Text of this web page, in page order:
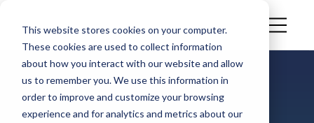
This website stores cookies on your computer.
These cookies are used to collect information
about how you interact with our website and allow
us to remember you. We use this information in
order to improve and customize your browsing
experience and for analytics and metrics about our
ESTUDIO DE CASO